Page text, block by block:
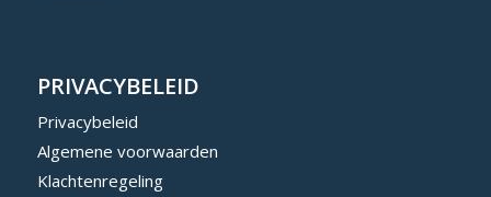
PRIVACYBELEID
Privacybeleid
Algemene voorwaarden
Klachtenregeling